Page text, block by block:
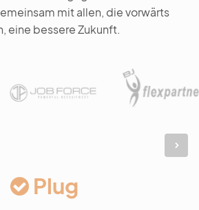
mit allen, die vorwärts
eine bessere Zukunft.
Plug